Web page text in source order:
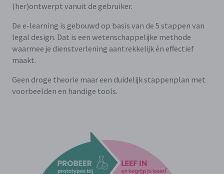
(her)ontwerpt vanuit de gebruiker.
De e-learning is gebouwd op basis van de 5 stappen van
legal design. Dat is een wetenschappelijke methode
waarmee je dienstverlening aantrekkelijk én effectief
maakt.
Geen droge theorie maar een duidelijk stappenplan met
voorbeelden en handige tools.